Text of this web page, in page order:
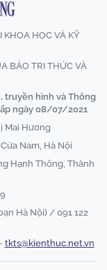
KHOA HỌC VÀ KỸ
BÁO TRI THỨC VÀ
truyền hình và Thông
ngày 08/07/2021
Mai Hương
Nam, Hà Nội
Hạnh Thông, Thành
Hà Nội) / 091 122
tkts@kienthuc.net.vn